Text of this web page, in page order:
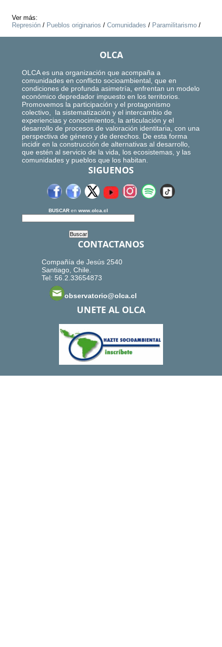
Ver más:
Represión / Pueblos originarios / Comunidades / Paramilitarismo /
OLCA
OLCA es una organización que acompaña a
comunidades en conflicto socioambiental, que en
condiciones de profunda asimetría, enfrentan un modelo
económico depredador impuesto en los territorios.
Promovemos la participación y el protagonismo
colectivo, la sistematización y el intercambio de
experiencias y conocimientos, la articulación y el
desarrollo de procesos de valoración identitaria, con una
perspectiva de género y de derechos. De esta forma
incidir en la construcción de alternativas al desarrollo,
que estén al servicio de la vida, los ecosistemas, y las
comunidades y pueblos que los habitan.
SIGUENOS
BUSCAR en www.olca.cl
CONTACTANOS
Compañía de Jesús 2540
Santiago, Chile.
Tel: 56.2.33654873
observatorio@olca.cl
UNETE AL OLCA